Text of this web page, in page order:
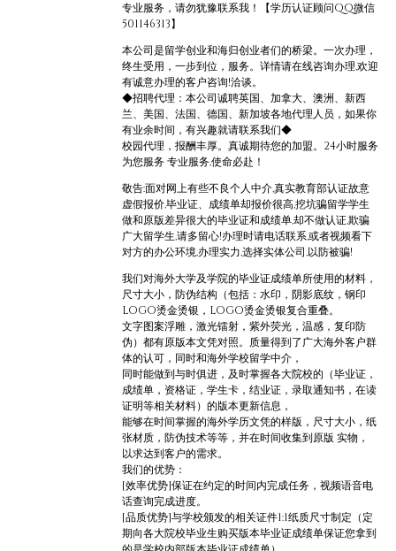
专业服务，请勿犹豫联系我！【学历认证顾问QQ微信
501146313】
本公司是留学创业和海归创业者们的桥梁。一次办理，
终生受用，一步到位，服务。详情请在线咨询办理,欢迎
有诚意办理的客户咨询!洽谈。
◆招聘代理：本公司诚聘英国、加拿大、澳洲、新西
兰、美国、法国、德国、新加坡各地代理人员，如果你
有业余时间，有兴趣就请联系我们◆
校园代理，报酬丰厚。真诚期待您的加盟。24小时服务
为您服务 专业服务,使命必赴！
敬告:面对网上有些不良个人中介,真实教育部认证故意
虚假报价,毕业证、成绩单却报价很高,挖坑骗留学学生
做和原版差异很大的毕业证和成绩单,却不做认证,欺骗
广大留学生,请多留心!办理时请电话联系,或者视频看下
对方的办公环境,办理实力,选择实体公司,以防被骗!
我们对海外大学及学院的毕业证成绩单所使用的材料，
尺寸大小，防伪结构（包括：水印，阴影底纹，钢印
LOGO烫金烫银，LOGO烫金烫银复合重叠。
文字图案浮雕，激光镭射，紫外荧光，温感，复印防
伪）都有原版本文凭对照。质量得到了广大海外客户群
体的认可，同时和海外学校留学中介，
同时能做到与时俱进，及时掌握各大院校的（毕业证，
成绩单，资格证，学生卡，结业证，录取通知书，在读
证明等相关材料）的版本更新信息，
能够在时间掌握的海外学历文凭的样版，尺寸大小，纸
张材质，防伪技术等等，并在时间收集到原版 实物，
以求达到客户的需求。
我们的优势：
[效率优势]保证在约定的时间内完成任务，视频语音电
话查询完成进度。
[品质优势]与学校颁发的相关证件1:1纸质尺寸制定（定
期向各大院校毕业生购买版本毕业证成绩单保证您拿到